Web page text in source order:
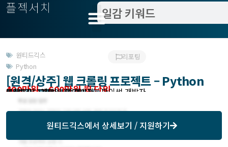
플젝서치
원티드긱스
Python
리포팅
[원격/상주] 웹 크롤링 프로젝트 – Python
400만원 ~ 600만원 월 단위
작업방식 : 원격
모집기한 : 2022-03-08 협의 가능
예상기간 : 1개월
미팅방식 : 오프라인 (협의가능)
모집분야 : 개발 > 웹 개발자 / 파이썬 개발자
원티드긱스에서 상세보기 / 지원하기